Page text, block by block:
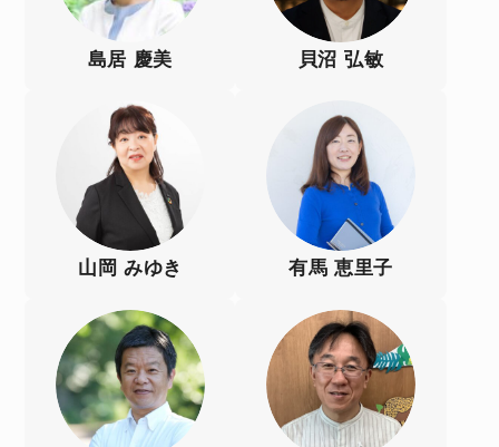
島居 慶美 貝沼 弘敏
山岡 みゆき 有馬 恵里子